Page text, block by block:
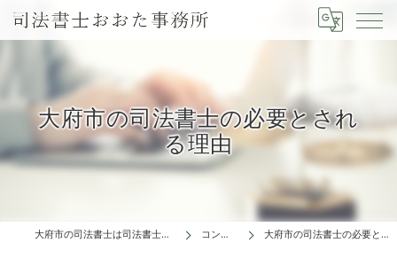
大府市の司法書士の必要とされ
る理由
大府市の司法書士は司法書士おおた事務所 コンセプト 大府市の司法書士の必要とされる理由